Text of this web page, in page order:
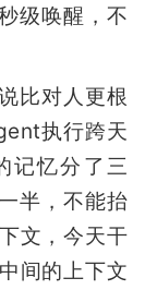
级唤醒，不
比对人更根
执行跨天
记忆分了三
半，不能抬
文，今天干
间的上下文